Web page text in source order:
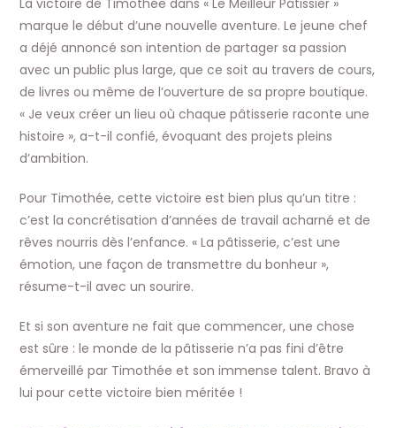
marque le début d’une nouvelle aventure. Le jeune chef
a déjé annoncé son intention de partager sa passion
avec un public plus large, que ce soit au travers de cours,
de livres ou même de l’ouverture de sa propre boutique.
« Je veux créer un lieu où chaque pâtisserie raconte une
histoire », a-t-il confié, évoquant des projets pleins
d’ambition.
Pour Timothée, cette victoire est bien plus qu’un titre :
c’est la concrétisation d’années de travail acharné et de
rêves nourris dès l’enfance. « La pâtisserie, c’est une
émotion, une façon de transmettre du bonheur »,
résume-t-il avec un sourire.
Et si son aventure ne fait que commencer, une chose
est sûre : le monde de la pâtisserie n’a pas fini d’être
émerveillé par Timothée et son immense talent. Bravo à
lui pour cette victoire bien méritée !